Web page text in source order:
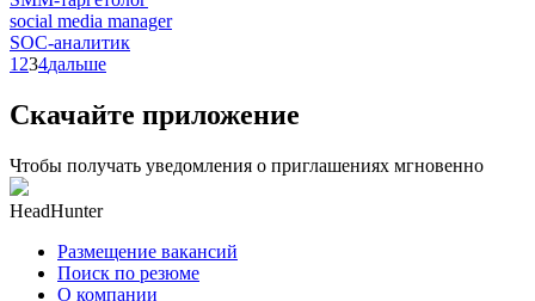
social media manager
SOC-аналитик
1 234дальше
Скачайте приложение
Чтобы получать уведомления о приглашениях мгновенно
HeadHunter
Размещение вакансий
Поиск по резюме
О компании